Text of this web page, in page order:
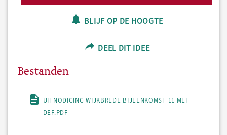
BLIJF OP DE HOOGTE
DEEL DIT IDEE
Bestanden
UITNODIGING WIJKBREDE BIJEENKOMST 11 MEI
DEF.PDF